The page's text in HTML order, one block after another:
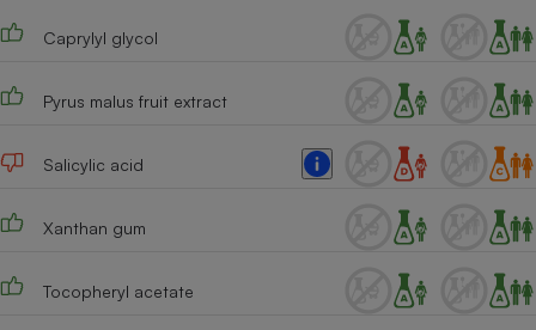
Caprylyl glycol
Pyrus malus fruit extract
Salicylic acid
Xanthan gum
Tocopheryl acetate